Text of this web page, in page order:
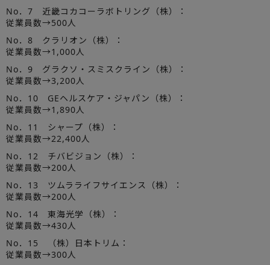
No．7 近畿コカコーラボトリング（株）：
従業員数→500人
No．8 クラリオン（株）：
従業員数→1,000人
No．9 グラクソ・スミスクライン（株）：
従業員数→3,200人
No．10 GEヘルスケア・ジャパン（株）：
従業員数→1,890人
No．11 シャープ（株）：
従業員数→22,400人
No．12 チバビジョン（株）：
従業員数→200人
No．13 ツムラライフサイエンス（株）：
従業員数→200人
No．14 東海光学（株）：
従業員数→430人
No．15 （株）日本トリム：
従業員数→300人